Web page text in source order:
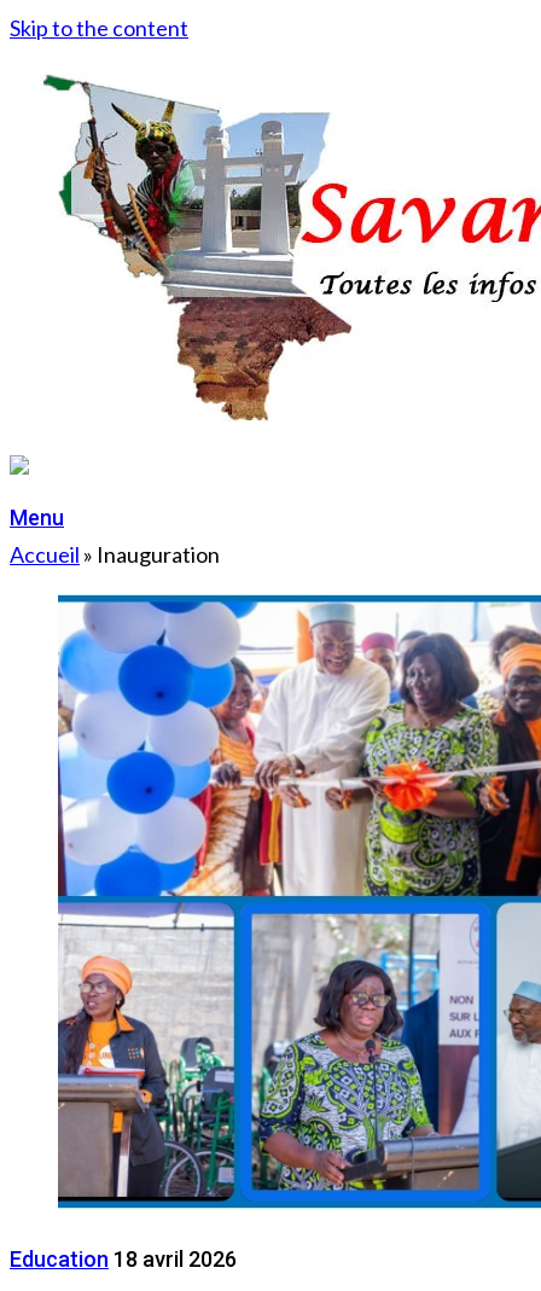
Skip to the content
Menu
Accueil » Inauguration
Education 18 avril 2026